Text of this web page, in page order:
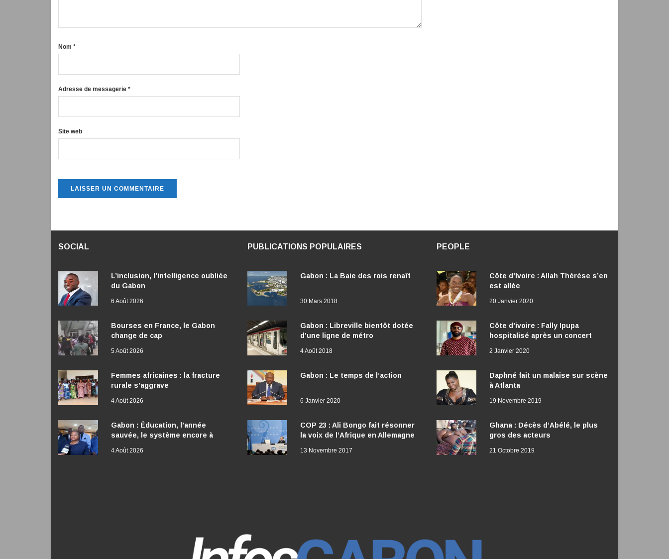
Nom *
Adresse de messagerie *
Site web
SOCIAL
L’inclusion, l’intelligence oubliée
du Gabon
6 Août 2026
Bourses en France, le Gabon
change de cap
5 Août 2026
Femmes africaines : la fracture
rurale s’aggrave
4 Août 2026
Gabon : Éducation, l’année
sauvée, le système encore à
4 Août 2026
PUBLICATIONS POPULAIRES
Gabon : La Baie des rois renaît
30 Mars 2018
Gabon : Libreville bientôt dotée
d’une ligne de métro
4 Août 2018
Gabon : Le temps de l’action
6 Janvier 2020
COP 23 : Ali Bongo fait résonner
la voix de l’Afrique en Allemagne
13 Novembre 2017
PEOPLE
Côte d’Ivoire : Allah Thérèse s’en
est allée
20 Janvier 2020
Côte d’ivoire : Fally Ipupa
hospitalisé après un concert
2 Janvier 2020
Daphné fait un malaise sur scène
à Atlanta
19 Novembre 2019
Ghana : Décès d’Abélé, le plus
gros des acteurs
21 Octobre 2019